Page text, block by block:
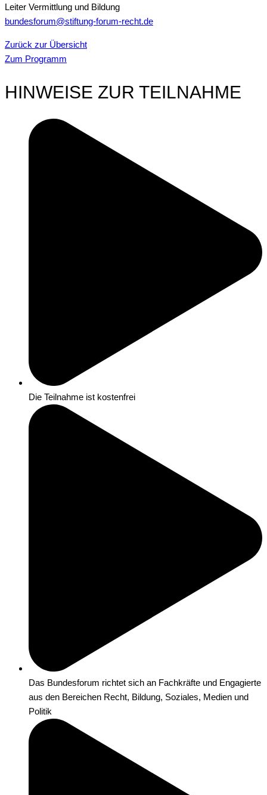
Leiter Vermittlung und Bildung
bundesforum@stiftung-forum-recht.de
Zurück zur Übersicht
Zum Programm
HINWEISE ZUR TEILNAHME
Die Teilnahme ist kostenfrei
Das Bundesforum richtet sich an Fachkräfte und Engagierte
aus den Bereichen Recht, Bildung, Soziales, Medien und
Politik